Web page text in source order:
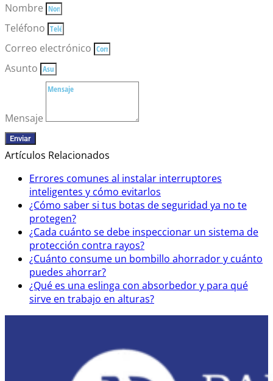
Nombre
Teléfono
Correo electrónico
Asunto
Mensaje
Enviar
Artículos Relacionados
Errores comunes al instalar interruptores
inteligentes y cómo evitarlos
¿Cómo saber si tus botas de seguridad ya no te
protegen?
¿Cada cuánto se debe inspeccionar un sistema de
protección contra rayos?
¿Cuánto consume un bombillo ahorrador y cuánto
puedes ahorrar?
¿Qué es una eslinga con absorbedor y para qué
sirve en trabajo en alturas?